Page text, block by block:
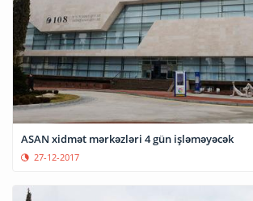
ASAN xidmət mərkəzləri 4 gün işləməyəcək
27-12-2017